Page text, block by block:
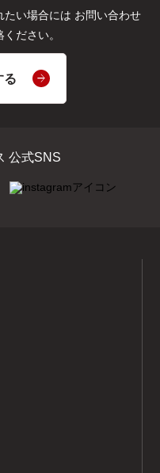
たい場合には お問い合わせ
ださい。
る
公式SNS